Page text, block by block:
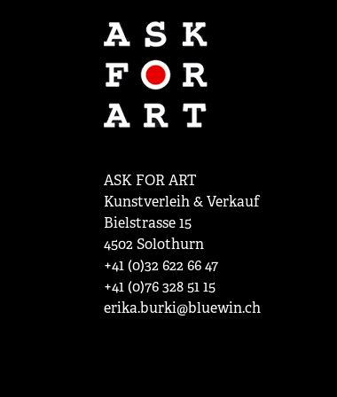
ASK FOR ART
Kunstverleih & Verkauf
Bielstrasse 15
4502 Solothurn
+41 (0)32 622 66 47
+41 (0)76 328 51 15
erika.burki@bluewin.ch